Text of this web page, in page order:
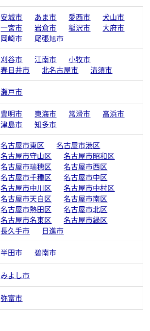
安城市 あま市 愛西市
犬山市
一宮市
岩倉市 稲沢市
大府市
岡崎市
尾張旭市
刈谷市 江南市
小牧市
春日井市
北名古屋市 清須市
瀬戸市
豊明市 東海市 常滑市
高浜市
津島市
知多市
名古屋市東区
名古屋市港区
名古屋市守山区
名古屋市昭和区
名古屋市瑞穂区
名古屋市西区
名古屋市千種区
名古屋市中区
名古屋市中川区
名古屋市中村区
名古屋市天白区
名古屋市南区
名古屋市熱田区
名古屋市北区
名古屋市名東区
名古屋市緑区
長久手市
日進市
半田市 碧南市
みよし市
弥富市